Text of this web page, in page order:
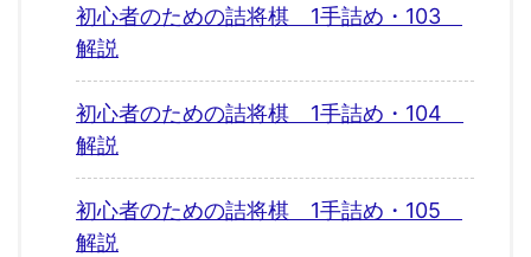
初心者のための詰将棋 1手詰め・103
解説
初心者のための詰将棋 1手詰め・104
解説
初心者のための詰将棋 1手詰め・105
解説